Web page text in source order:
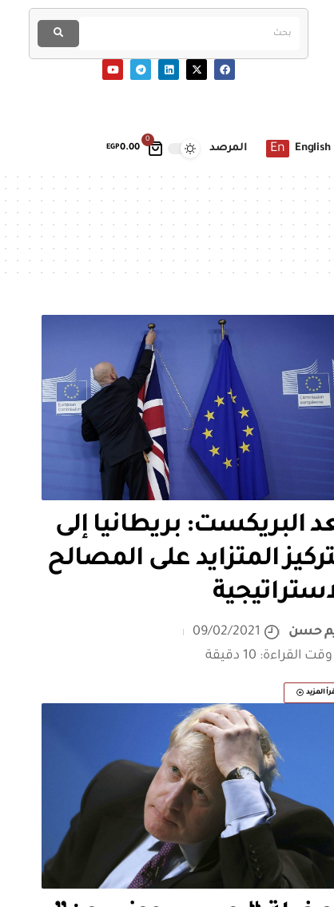
0
EGP0.00 English
En المرصد
البريكست: بريطانيا إلى
المتزايد على المصالح
حسن
09/02/2021
وقت القراءة: 10 دقيقة
المزيد